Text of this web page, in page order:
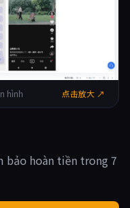
hình 点击放大 ↗
bảo hoàn tiền trong 7